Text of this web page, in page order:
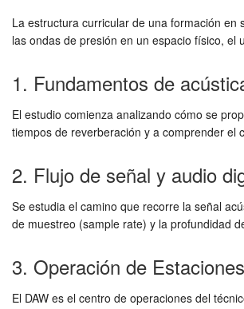
La estructura curricular de una formación
las ondas de presión en un espacio físico,
1. Fundamentos de
El estudio comienza analizando cómo se
tiempos de reverberación y a comprender el
2. Flujo de señal y audio
Se estudia el camino que recorre la señal
de muestreo (sample rate) y la profundidad
3. Operación de
El DAW es el centro de operaciones del